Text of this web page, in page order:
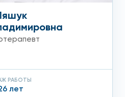
РАБОТЫ
лет